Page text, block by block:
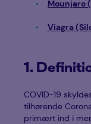
Mounjaro
Viagra
1.
COVID-19
tilhørende
primært ind i